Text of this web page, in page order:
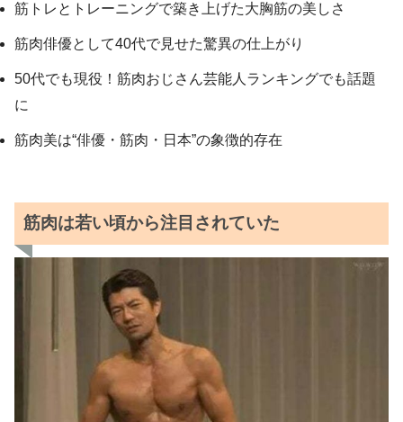
筋トレとトレーニングで築き上げた大胸筋の美しさ
筋肉俳優として40代で見せた驚異の仕上がり
50代でも現役！筋肉おじさん芸能人ランキングでも話題
に
筋肉美は“俳優・筋肉・日本”の象徴的存在
筋肉は若い頃から注目されていた